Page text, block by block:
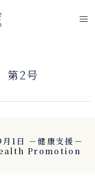
第2号
日 －健康支援－
Promotion